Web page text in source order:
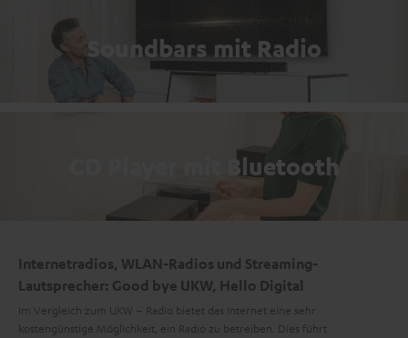
Soundbars mit Radio
CD Player mit Bluetooth
Internetradios, WLAN-Radios und Streaming-
Lautsprecher: Good bye UKW, Hello Digital
Im Vergleich zum UKW – Radio bietet das Internet eine sehr
kostengünstige Möglichkeit, ein Radio zu betreiben. Dies führt